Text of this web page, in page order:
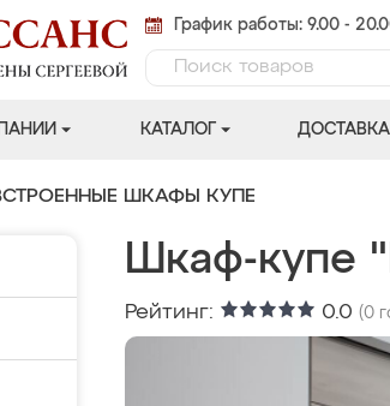
График работы: 9.00 -
КАТАЛОГ
ШКАФЫ КУПЕ
Шкаф-купе
Рейтинг: 0.0 (0